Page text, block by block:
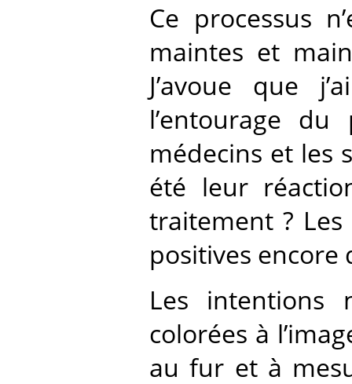
Ce processus
maintes et
J’avoue que
l’entourage
médecins et les
été leur
traitement ?
positives encore
Les intentions
colorées à
au fur et à